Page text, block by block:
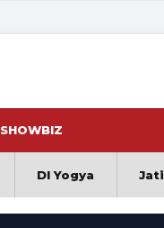
SHOWBIZ
DI Yogya